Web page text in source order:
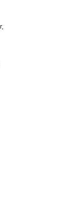
et la
carburant, et plus